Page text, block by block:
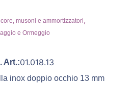
musoni e ammortizzatori,
e Ormeggio
Art.:01.018.13
inox doppio occhio 13 mm